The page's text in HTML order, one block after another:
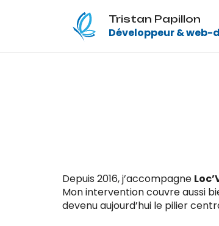
Tristan Papillon
Développeur & web-
Depuis 2016, j’accompagne
Mon intervention couvre aussi
devenu aujourd’hui le pilier